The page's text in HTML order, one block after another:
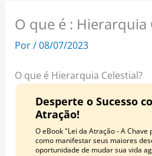
e
b
k
t
a
a
m
O que é : Hierarquia
Por/08/07/2023
O que é Hierarquia Celestial?
Desperte o Sucesso
Atração!
O eBook "Lei da Atração - A Chave
como manifestar seus maiores
oportunidade de mudar sua vida